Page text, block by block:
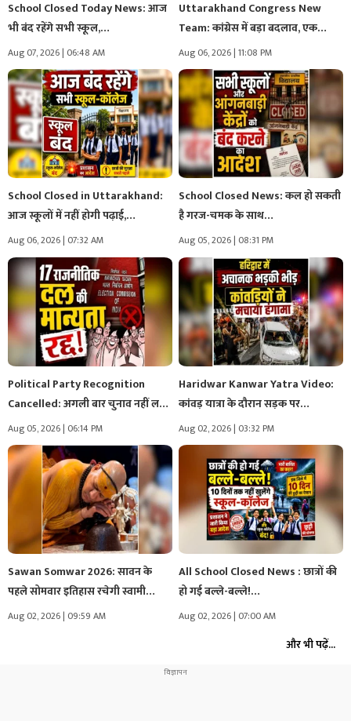
School Closed Today News: आज
भी बंद रहेंगे सभी स्कूल,…
Aug 07, 2026 | 06:48 AM
Uttarakhand Congress New
Team: कांग्रेस में बड़ा बदलाव, एक
साथ…
Aug 06, 2026 | 11:08 PM
School Closed in Uttarakhand:
आज स्कूलों में नहीं होगी पढ़ाई,…
Aug 06, 2026 | 07:32 AM
School Closed News: कल हो सकती
है गरज-चमक के साथ…
Aug 05, 2026 | 08:31 PM
Political Party Recognition
Cancelled: अगली बार चुनाव नहीं लड़
पाएंगे…
Aug 05, 2026 | 06:14 PM
Haridwar Kanwar Yatra Video:
कांवड़ यात्रा के दौरान सड़क पर…
Aug 02, 2026 | 03:32 PM
Sawan Somwar 2026: सावन के
पहले सोमवार इतिहास रचेगी स्वामी…
Aug 02, 2026 | 09:59 AM
All School Closed News : छात्रों की
हो गई बल्ले-बल्ले!…
Aug 02, 2026 | 07:00 AM
और भी पढ़ें...